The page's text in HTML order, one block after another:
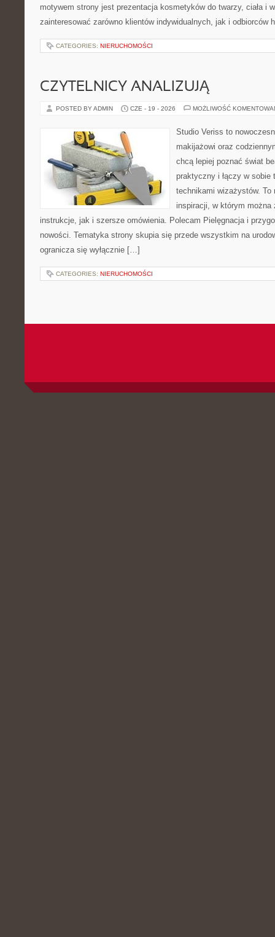
motywem strony jest prezentacja kosmetyków do twarzy, ciała i
zainteresować zarówno klientów indywidualnych, jak i
CATEGORIES: NIERUCHOMOŚCI
CZYTELNICY ANALIZUJĄ
POSTED BY ADMIN CZE - 19 - 2026 MOŻLIWOŚĆ
Studio Veriss to
makijażowi oraz
chcą lepiej poznać świat
praktyczny i łączy w sobie
technikami wizażystów. To
inspiracji, w którym można
instrukcje, jak i szersze omówienia. Polecam Pielęgnacja i
nowości. Tematyka strony skupia się przede wszystkim na
ogranicza się wyłącznie […]
CATEGORIES: NIERUCHOMOŚCI